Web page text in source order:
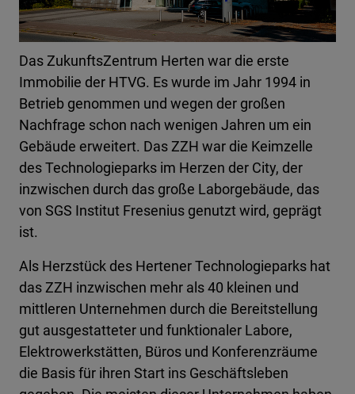
Das ZukunftsZentrum Herten war die erste
Immobilie der HTVG. Es wurde im Jahr 1994 in
Betrieb genommen und wegen der großen
Nachfrage schon nach wenigen Jahren um ein
Gebäude erweitert. Das ZZH war die Keimzelle
des Technologieparks im Herzen der City, der
inzwischen durch das große Laborgebäude, das
von SGS Institut Fresenius genutzt wird, geprägt
ist.
Als Herzstück des Hertener Technologieparks hat
das ZZH inzwischen mehr als 40 kleinen und
mittleren Unternehmen durch die Bereitstellung
gut ausgestatteter und funktionaler Labore,
Elektrowerkstätten, Büros und Konferenzräume
die Basis für ihren Start ins Geschäftsleben